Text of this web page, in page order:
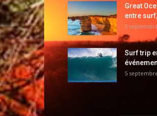
Great
entre
5
Surf trip
5